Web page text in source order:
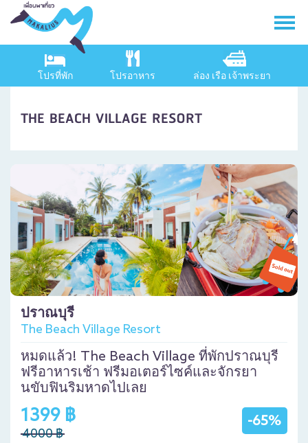
โปรที่พัก โปรอาหาร ล่อง เรือ เจ้าพระยา
THE BEACH VILLAGE RESORT
ปราณบุรี
The Beach Village Resort
หมดแล้ว! The Beach Village ที่พักปราณบุรี
ฟรีอาหารเช้า ฟรีมอเตอร์ไซค์และจักรยา
นขับฟินริมหาดไปเลย
-65%
1399 ฿
4000 ฿